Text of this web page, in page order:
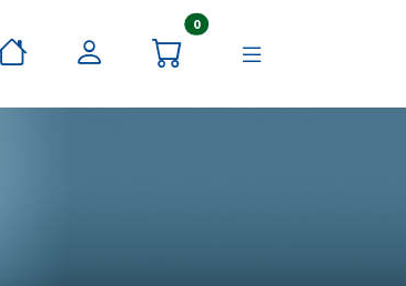
0Artikel im Warenkorb